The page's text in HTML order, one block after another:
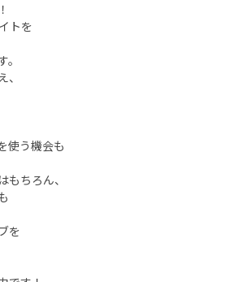
トを
使う機会も
もちろん、
を